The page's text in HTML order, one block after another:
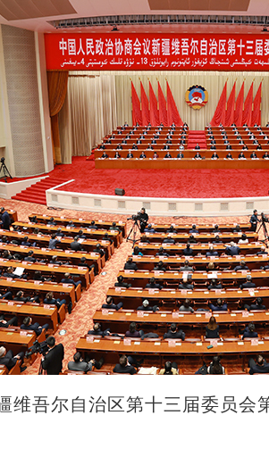
吾尔自治区第十三届委员会